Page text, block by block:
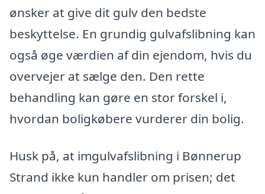
ønsker at give dit gulv den bedste
beskyttelse. En grundig gulvafslibning kan
også øge værdien af din ejendom, hvis du
overvejer at sælge den. Den rette
behandling kan gøre en stor forskel i,
hvordan boligkøbere vurderer din bolig.
Husk på, at imgulvafslibning i Bønnerup
Strand ikke kun handler om prisen; det